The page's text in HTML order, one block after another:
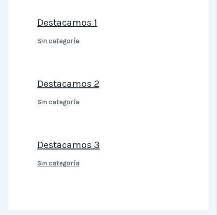
Destacamos 1
Sin categoría
Destacamos 2
Sin categoría
Destacamos 3
Sin categoría